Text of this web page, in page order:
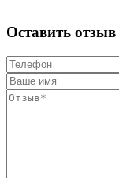
Оставить отзыв